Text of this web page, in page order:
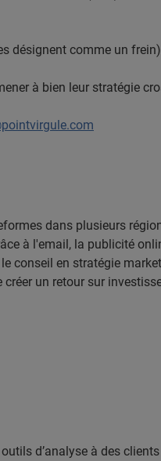
désignent comme un
à bien leur stratégie
dans plusieurs
à l'email, la publicité
conseil en stratégie
un retour sur
d’analyse à des